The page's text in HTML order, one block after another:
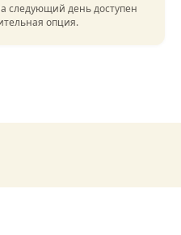
следующий день доступен
опция.